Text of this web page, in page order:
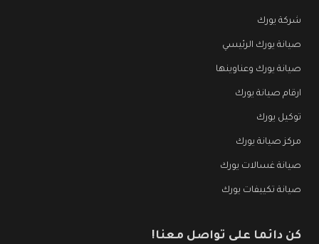
شركة يورك
صيانة يورك الرئيسي
صيانة يورك وعناوينها
ارقام صيانة يورك
توكيل يورك
مركز صيانة يورك
صيانة غسالات يورك
صيانة تكييفات يورك
كن دائما على تواصل معنا!